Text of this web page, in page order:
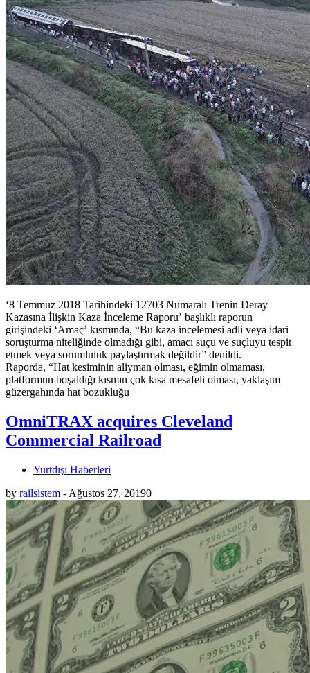
‘8 Temmuz 2018 Tarihindeki 12703 Numaralı Trenin Deray
Kazasına İlişkin Kaza İnceleme Raporu’ başlıklı raporun
girişindeki ‘Amaç’ kısmında, “Bu kaza incelemesi adli veya idari
soruşturma niteliğinde olmadığı gibi, amacı suçu ve suçluyu tespit
etmek veya sorumluluk paylaştırmak değildir” denildi.
Raporda, “Hat kesiminin aliyman olması, eğimin olmaması,
platformun boşaldığı kısmın çok kısa mesafeli olması, yaklaşım
güzergahında hat bozukluğu
OmniTRAX acquires Cleveland
Commercial Railroad
Yurtdışı Haberleri
by railsistem - Ağustos 27, 20190